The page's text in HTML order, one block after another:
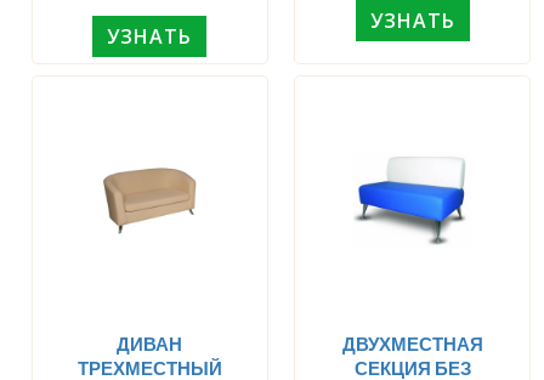
УЗНАТЬ
УЗНАТЬ
ДИВАН
ТРЕХМЕСТНЫЙ
ДВУХМЕСТНАЯ
СЕКЦИЯ БЕЗ